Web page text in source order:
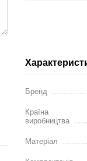
Бренд
Країна
виробництва
Матеріал